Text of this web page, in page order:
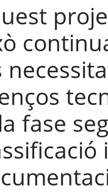
fase